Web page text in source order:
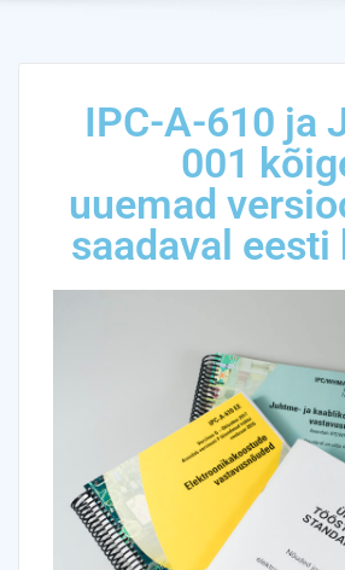
IPC-A-610 ja
001
uuemad
saadaval eesti